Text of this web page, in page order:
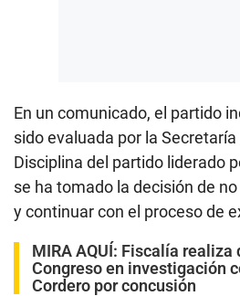
En un comunicado, el partido
sido evaluada por la
Disciplina del partido liderado
se ha tomado la decisión de
y continuar con el proceso de
MIRA AQUÍ: Fiscalía realiza
Congreso en investigación
Cordero por concusión